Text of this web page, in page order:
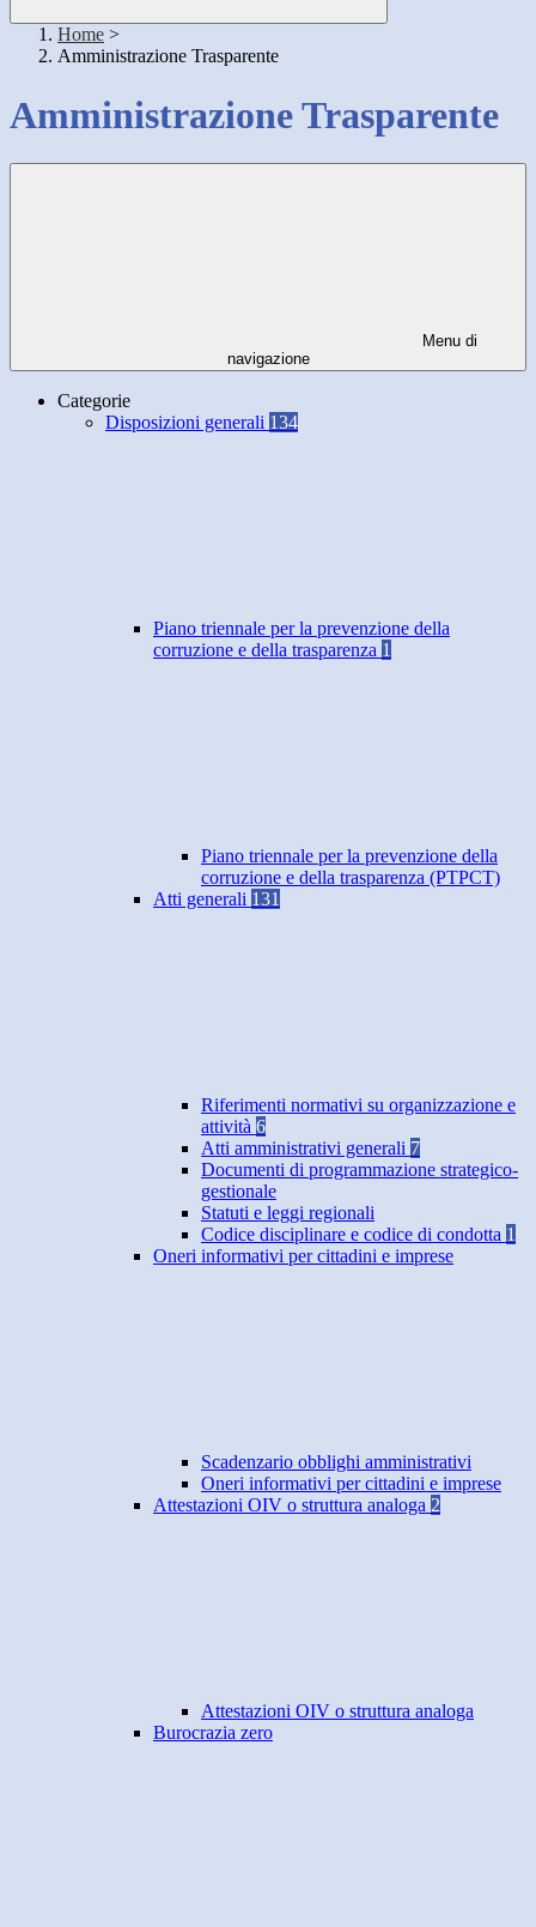
Home >
Amministrazione Trasparente
Amministrazione Trasparente
Menu di
navigazione
Categorie
Disposizioni generali 134
Piano triennale per la prevenzione della
corruzione e della trasparenza 1
Piano triennale per la prevenzione della
corruzione e della trasparenza (PTPCT)
Atti generali 131
Riferimenti normativi su organizzazione e
attività 6
Atti amministrativi generali 7
Documenti di programmazione strategico-
gestionale
Statuti e leggi regionali
Codice disciplinare e codice di condotta 1
Oneri informativi per cittadini e imprese
Scadenzario obblighi amministrativi
Oneri informativi per cittadini e imprese
Attestazioni OIV o struttura analoga 2
Attestazioni OIV o struttura analoga
Burocrazia zero